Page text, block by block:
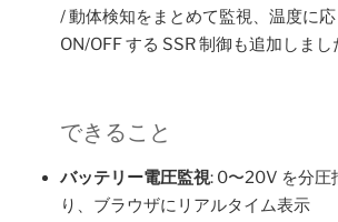
/ 動体検知をまとめて監視、温度に
ON/OFF する SSR 制御も追加しまし
できること
バッテリー電圧監視: 0〜20V を分圧
り、ブラウザにリアルタイム表示